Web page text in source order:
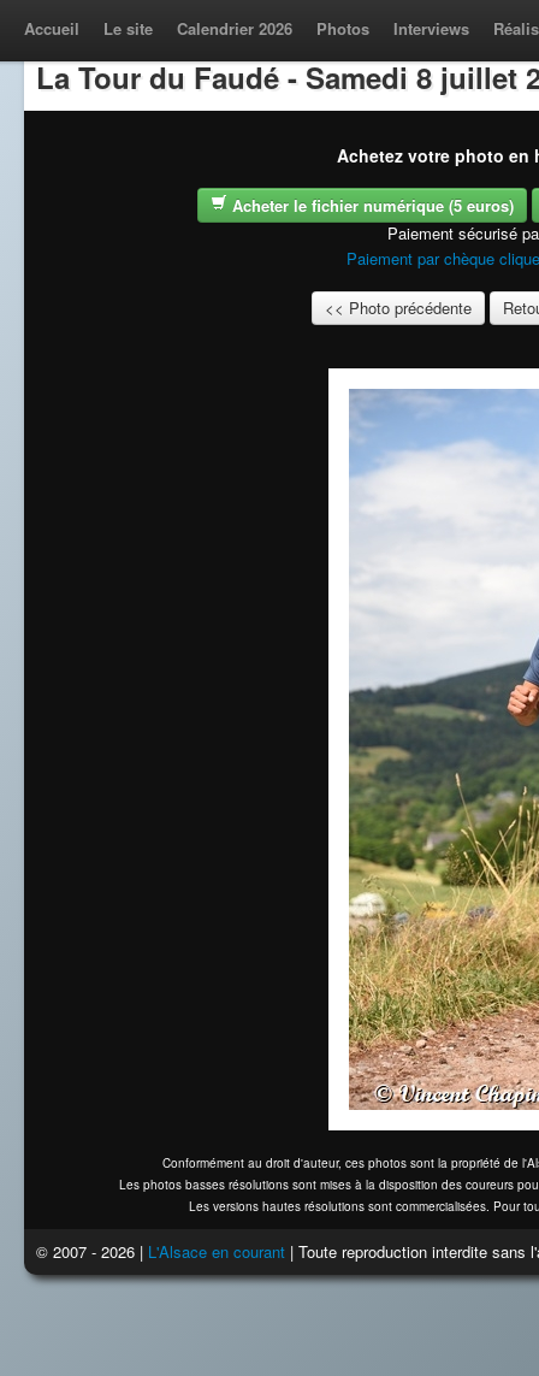
Accueil Le site Calendrier 2026 Photos Interviews
La Tour du Faudé - Samedi 8 juillet
Achetez votre photo en
Acheter le fichier numérique (5 euros)
Paiement sécurisé
Paiement par chèque
<< Photo précédente
Conformément au droit d'auteur, ces photos sont la propriété de
Les photos basses résolutions sont mises à la disposition des coureurs
Les versions hautes résolutions sont commercialisées. Pour
© 2007 - 2026 | L'Alsace en courant | Toute reproduction interdite sans